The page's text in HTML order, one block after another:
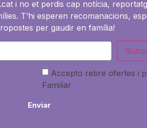
i no et perdis cap notícia,
T’hi esperen recomanacions,
per gaudir en família!
Accepto rebre ofertes i
Familiar
Enviar